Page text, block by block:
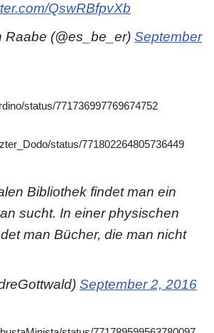
QswRBfpvXb
(@es_be_er) September
status/771736997769674752
status/771802264805736449
Bibliothek findet man ein
sucht. In einer physischen
man Bücher, die man nicht
September 2, 2016